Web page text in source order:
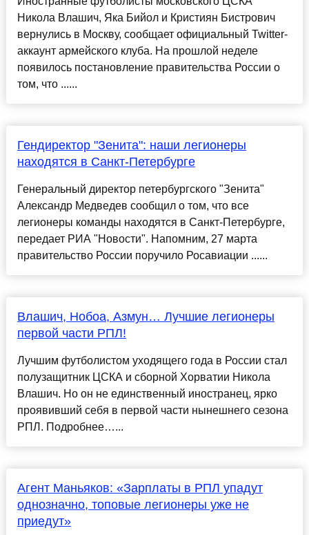
Никола Влашич, Яка Бийол и Кристиян Бистрович
вернулись в Москву, сообщает официальный Twitter-
аккаунт армейского клуба. На прошлой неделе
появилось постановление правительства России о
том, что ......
Гендиректор "Зенита": наши легионеры
находятся в Санкт-Петербурге
Генеральный директор петербургского "Зенита"
Александр Медведев сообщил о том, что все
легионеры команды находятся в Санкт-Петербурге,
передает РИА "Новости". Напомним, 27 марта
правительство России поручило Росавиации ......
Влашич, Нобоа, Азмун… Лучшие легионеры
первой части РПЛ!
Лучшим футболистом уходящего года в России стал
полузащитник ЦСКА и сборной Хорватии Никола
Влашич. Но он не единственный иностранец, ярко
проявивший себя в первой части нынешнего сезона
РПЛ. Подробнее…...
Агент Маньяков: «Зарплаты в РПЛ упадут
однозначно, топовые легионеры уже не
приедут»